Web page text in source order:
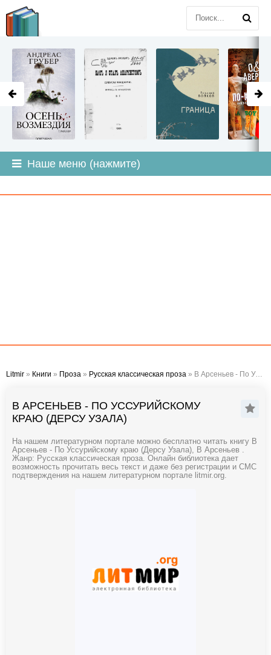
Наше меню (нажмите)
Litmir » Книги » Проза » Русская классическая проза » В Арсеньев - По Уссурийскому краю (Дерсу Узала)
В АРСЕНЬЕВ - ПО УССУРИЙСКОМУ
КРАЮ (ДЕРСУ УЗАЛА)
На нашем литературном портале можно бесплатно читать книгу В
Арсеньев - По Уссурийскому краю (Дерсу Узала), В Арсеньев .
Жанр: Русская классическая проза. Онлайн библиотека дает
возможность прочитать весь текст и даже без регистрации и СМС
подтверждения на нашем литературном портале litmir.org.
LITMIR.ORG